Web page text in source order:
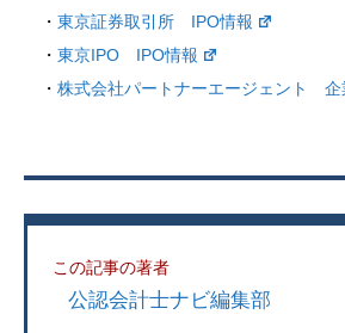
・ 東京証券取引所 IPO情報
・ 東京IPO IPO情報
・ 株式会社パートナーエージェント 企
この記事の著者
公認会計士ナビ編集部